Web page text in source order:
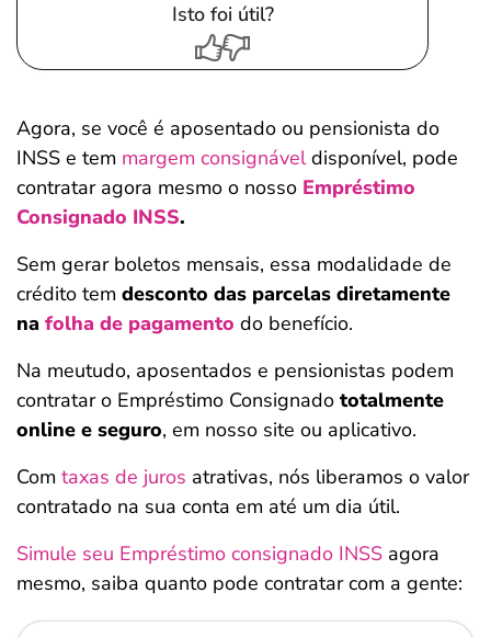
Isto foi útil?
Agora, se você é aposentado ou pensionista do
INSS e tem margem consignáveldisponível, pode
contratar agora mesmo o nosso Empréstimo
Consignado INSS.
Sem gerar boletos mensais, essa modalidade de
crédito tem desconto das parcelas diretamente
na folha de pagamento do benefício.
Na meutudo, aposentados e pensionistas podem
contratar o Empréstimo Consignado totalmente
online e seguro, em nosso site ou aplicativo.
Com taxas de juros atrativas, nós liberamos o valor
contratado na sua conta em até um dia útil.
Simule seu Empréstimo consignado INSS agora
mesmo, saiba quanto pode contratar com a gente: